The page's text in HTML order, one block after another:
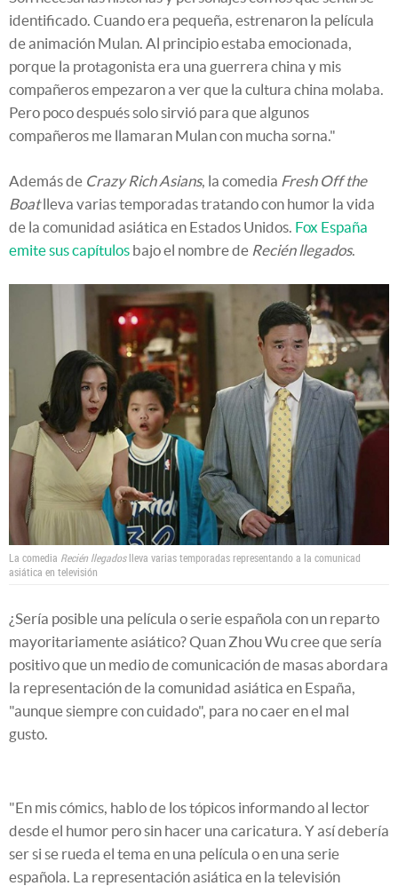
identificado. Cuando era pequeña, estrenaron la película
de animación Mulan. Al principio estaba emocionada,
porque la protagonista era una guerrera china y mis
compañeros empezaron a ver que la cultura china molaba.
Pero poco después solo sirvió para que algunos
compañeros me llamaran Mulan con mucha sorna."
Además de Crazy Rich Asians, la comedia Fresh Off the
Boatlleva varias temporadas tratando con humor la vida
de la comunidad asiática en Estados Unidos. Fox España
emite sus capítulos bajo el nombre de Recién llegados.
La comedia Recién llegadoslleva varias temporadas representando a la comunicad
asiática en televisión
¿Sería posible una película o serie española con un reparto
mayoritariamente asiático? Quan Zhou Wu cree que sería
positivo que un medio de comunicación de masas abordara
la representación de la comunidad asiática en España,
"aunque siempre con cuidado", para no caer en el mal
gusto.
"En mis cómics, hablo de los tópicos informando al lector
desde el humor pero sin hacer una caricatura. Y así debería
ser si se rueda el tema en una película o en una serie
española. La representación asiática en la televisión